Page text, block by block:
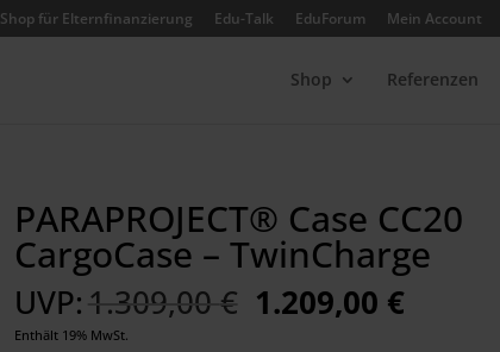
Shop für Elternfinanzierung Edu-Talk EduForum Mein Account
Shop Referenzen
PARAPROJECT® Case CC20
CargoCase – TwinCharge
UVP: 1.309,00 € Ursprünglicher
Preis
1.209,00 €
Preis
Enthält 19% MwSt.